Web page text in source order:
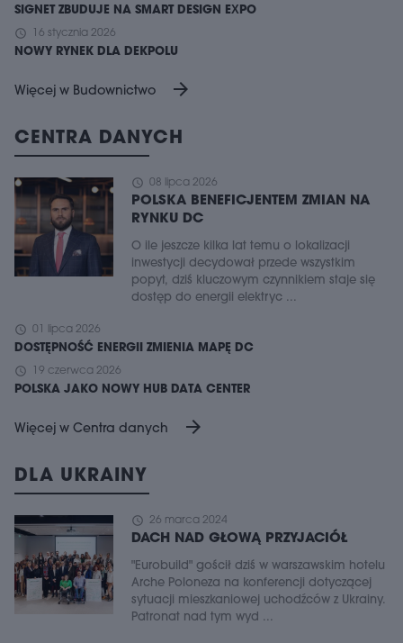
SIGNET ZBUDUJE NA SMART DESIGN EXPO
schedule 16 stycznia 2026
NOWY RYNEK DLA DEKPOLU
Więcej w Budownictwo arrow_forward
CENTRA DANYCH
schedule 08 lipca 2026
POLSKA BENEFICJENTEM ZMIAN NA
RYNKU DC
O ile jeszcze kilka lat temu o lokalizacji
inwestycji decydował przede wszystkim
popyt, dziś kluczowym czynnikiem staje się
dostęp do energii elektryc ...
schedule 01 lipca 2026
DOSTĘPNOŚĆ ENERGII ZMIENIA MAPĘ DC
schedule 19 czerwca 2026
POLSKA JAKO NOWY HUB DATA CENTER
Więcej w Centra danych arrow_forward
DLA UKRAINY
schedule 26 marca 2024
DACH NAD GŁOWĄ PRZYJACIÓŁ
"Eurobuild" gościł dziś w warszawskim hotelu
Arche Poloneza na konferencji dotyczącej
sytuacji mieszkaniowej uchodźców z Ukrainy.
Patronat nad tym wyd ...